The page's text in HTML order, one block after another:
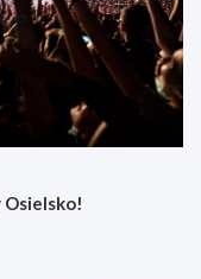
Osielsko!